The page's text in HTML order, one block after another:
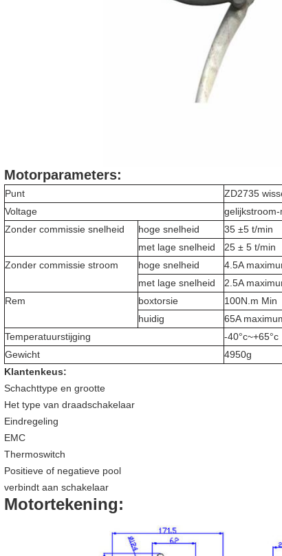
Motorparameters:
Punt ZD2735
Voltage
Zonder commissie snelheid
hoge snelheid
35 ±5 t/min
met lage snelheid
25 ± 5 t/min
Zonder commissie stroom
hoge snelheid 4.5A
met lage snelheid
2.5A
Rem
boxtorsie
100N.m Min
huidig
65A
Temperatuurstijging
-40°c~+65°c
Gewicht
4950g
Klantenkeus:
Schachttype en grootte
Het type van draadschakelaar
Eindregeling
EMC
Thermoswitch
Positieve of negatieve pool
verbindt aan schakelaar
Motortekening: